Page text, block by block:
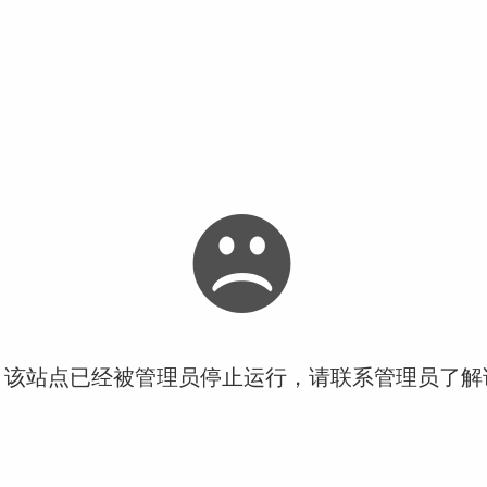
站点已经被管理员停止运行，请联系管理员了